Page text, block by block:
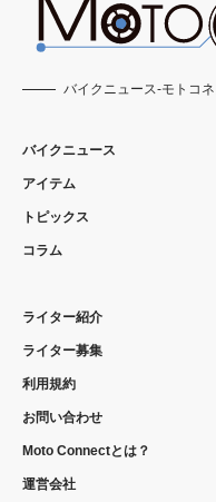
バイクニュース-モトコネ
バイクニュース
アイテム
トピックス
コラム
ライター紹介
ライター募集
利用規約
お問い合わせ
Moto Connectとは？
運営会社